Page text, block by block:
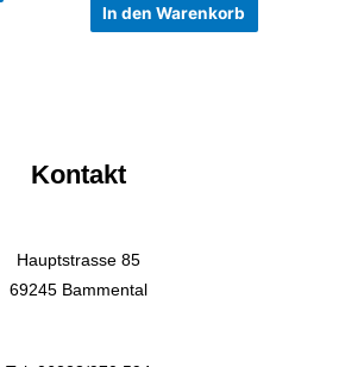
In den Warenkorb
Kontakt
Hauptstrasse 85
69245 Bammental